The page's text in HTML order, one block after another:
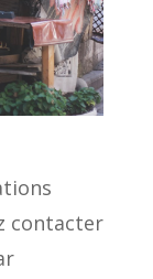
contacter